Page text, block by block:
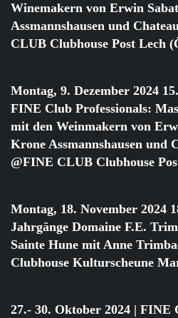
Winemakern von Erwin
Assmannshausen und
CLUB Clubhouse Post Lech
Montag, 9. Dezember 2024
FINE Club Professionals:
mit den Weinmakern von
Krone Assmannshausen und
@FINE CLUB Clubhouse
Montag, 18. November 2024
Jahrgänge Domaine F.E.
Sainte Hune mit Anne
Clubhouse Kulturscheune
27.- 30. Oktober 2024 | FINE